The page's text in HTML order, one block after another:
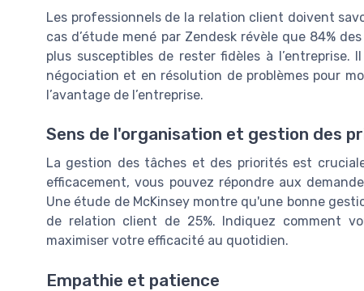
Les professionnels de la relation client doivent
cas d’étude mené par Zendesk révèle que 84%
plus susceptibles de rester fidèles à
négociation et en résolution de problèmes pour
l’avantage de l’entreprise.
Sens de l'organisation et gestion des
La gestion des tâches et des priorités est
efficacement, vous pouvez répondre aux
Une étude de McKinsey montre qu'une bonne
de relation client de 25%. Indiquez comment
maximiser votre efficacité au quotidien.
Empathie et patience